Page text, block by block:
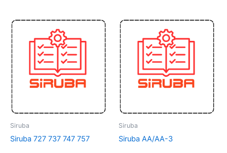
Siruba
Siruba 727 737 747 757
Siruba
Siruba AA/AA-3